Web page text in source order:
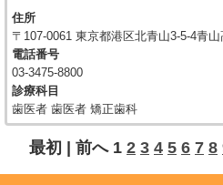
住所
〒107-0061 東京都港区北青山3-5-4青
電話番号
03-3475-8800
診療科目
歯医者 歯医者 矯正歯科
最初 | 前へ 1 2 3 4 5 6 7 8